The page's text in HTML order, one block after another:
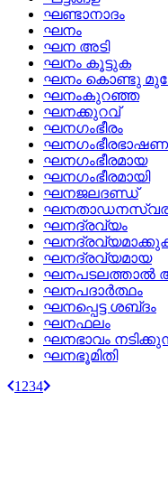
ഘണ്ടാനാദം
ഘനം
ഘന അടി
ഘനം കൂട്ടുക
ഘനം കൊണ്ടു
ഘനംകുറഞ്ഞ
ഘനക്കുറവ്
ഘനഗംഭീരം
ഘനഗംഭീരമായ
ഘനഗംഭീരമായി
ഘനജലദണ്ഡ്
ഘനദ്രവ്യം
ഘനദ്രവ്യമായ
ഘനപടലത്താല്‍
ഘനപദാര്‍ത്ഥം
ഘനപ്പെട്ട ശബ്‌ദം
ഘനഫലം
ഘനഭാവം
ഘനഭൂമിതി
1 234